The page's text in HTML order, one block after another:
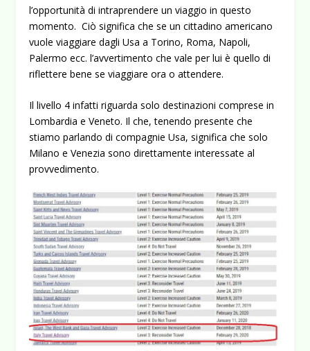
l’opportunità di intraprendere un viaggio in questo
momento. Ciò significa che se un cittadino americano
vuole viaggiare dagli Usa a Torino, Roma, Napoli,
Palermo ecc. l’avvertimento che vale per lui è quello di
riflettere bene se viaggiare ora o attendere.
Il livello 4 infatti riguarda solo destinazioni comprese in
Lombardia e Veneto. Il che, tenendo presente che
stiamo parlando di compagnie Usa, significa che solo
Milano e Venezia sono direttamente interessate al
provvedimento.